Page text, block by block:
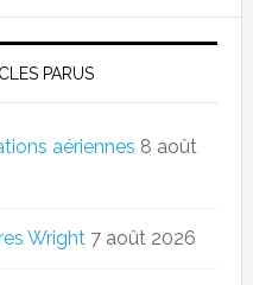
PARUS
aériennes 8 août
Wright 7 août 2026